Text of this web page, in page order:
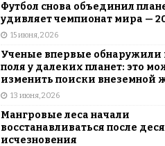
Футбол снова объединил
удивляет чемпионат мира —
15 июня, 2026
Ученые впервые обнаружили
поля у далеких планет: это
изменить поиски внеземной
13 июня, 2026
Мангровые леса начали
восстанавливаться после
исчезновения